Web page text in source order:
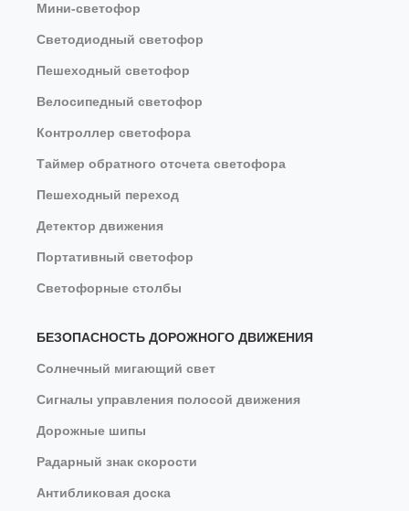
Мини-светофор
Светодиодный светофор
Пешеходный светофор
Велосипедный светофор
Контроллер светофора
Таймер обратного отсчета светофора
Пешеходный переход
Детектор движения
Портативный светофор
Светофорные столбы
БЕЗОПАСНОСТЬ ДОРОЖНОГО ДВИЖЕНИЯ
Солнечный мигающий свет
Сигналы управления полосой движения
Дорожные шипы
Радарный знак скорости
Антибликовая доска